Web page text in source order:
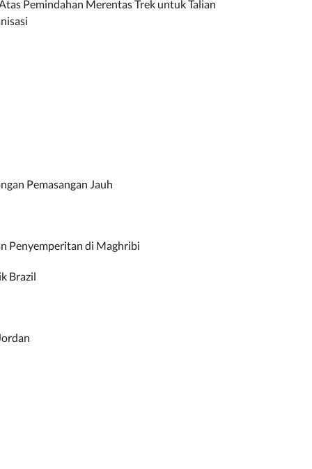
Pemindahan Merentas Trek untuk Talian
Pemasangan Jauh
Penyemperitan di Maghribi
Brazil